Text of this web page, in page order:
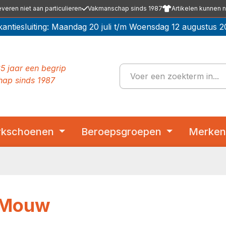
niet aan particulieren Vakmanschap sinds 1987 Artikelen kunnen
Maandag 20 juli t/m Woensdag 12 augustus
jaar een begrip
sinds 1987
Beroepsgroepen Merken